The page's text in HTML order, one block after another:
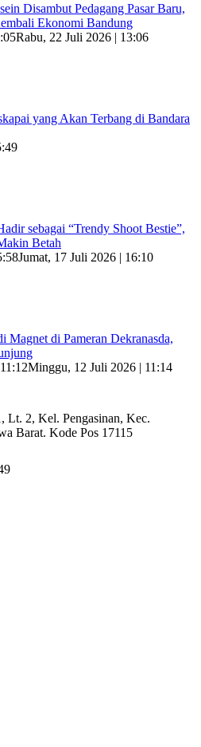
Disambut Pedagang Pasar Baru,
Ekonomi Bandung
Rabu, 22 Juli 2026 | 13:06
yang Akan Terbang di Bandara
sebagai “Trendy Shoot Bestie”,
Betah
Jumat, 17 Juli 2026 | 16:10
Magnet di Pameran Dekranasda,
Minggu, 12 Juli 2026 | 11:14
Lt. 2, Kel. Pengasinan, Kec.
Barat. Kode Pos 17115